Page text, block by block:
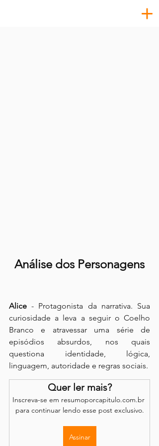
Análise dos Personagens
Alice - Protagonista da narrativa. Sua
curiosidade a leva a seguir o Coelho
Branco e atravessar uma série de
episódios absurdos, nos quais
questiona identidade, lógica,
linguagem, autoridade e regras sociais.
Quer ler mais?
Inscreva-se em resumoporcapitulo.com.br
para continuar lendo esse post exclusivo.
Assinar